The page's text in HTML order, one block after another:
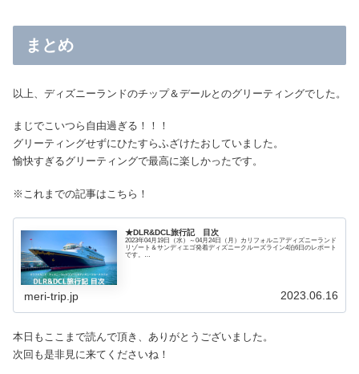
まとめ
以上、ディズニーランドのチップ＆デールとのグリーティングでした。
まじでこいつら自由過ぎる！！！
グリーティングせずにひたすらふざけたおしていました。
愉快すぎるグリーティングで最高に楽しかったです。
※これまでの記事はこちら！
★DLR&DCL旅行記 目次
2023年04月19日（水）～04月24日（月）カリフォルニアディズニーランド
リゾート＆サンディエゴ発着ディズニークルーズライン4泊6日のレポート
です。
meri-trip.jp 2023.06.16
本日もここまで読んで頂き、ありがとうございました。
次回も是非見に来てくださいね！